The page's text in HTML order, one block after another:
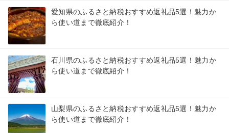
愛知県のふるさと納税おすすめ返礼品5選！魅力か
ら使い道まで徹底紹介！
石川県のふるさと納税おすすめ返礼品5選！魅力か
ら使い道まで徹底紹介！
山梨県のふるさと納税おすすめ返礼品5選！魅力か
ら使い道まで徹底紹介！